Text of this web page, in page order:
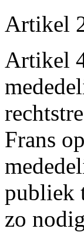
Artikel
Artikel
Frans
publiek
zo